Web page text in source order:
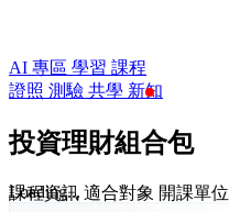
AI 專區 學習 課程
證照 測驗 共學 新知
投資理財組合包
課程資訊 適合對象 開課單位
Loading...